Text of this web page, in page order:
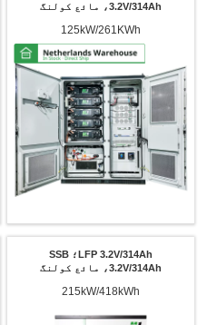
3.2V/314Ah، مائع کولنگ
125kW/261KWh
LFP 3.2V/314Ah؛ SSB
3.2V/314Ah، مائع کولنگ
215kW/418kWh